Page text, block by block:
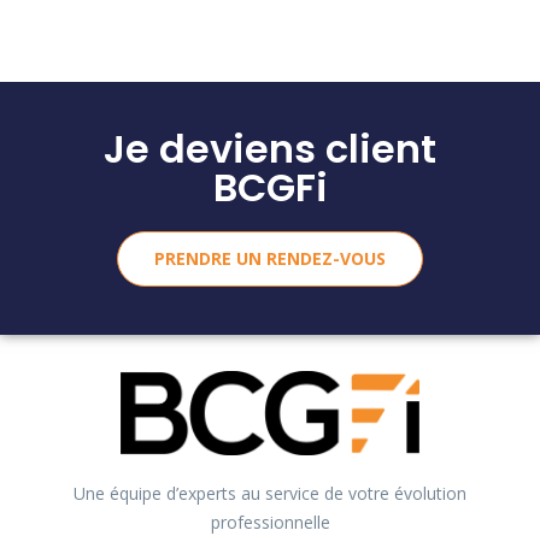
Je deviens client
BCGFi
PRENDRE UN RENDEZ-VOUS
Une équipe d’experts au service de votre évolution
professionnelle